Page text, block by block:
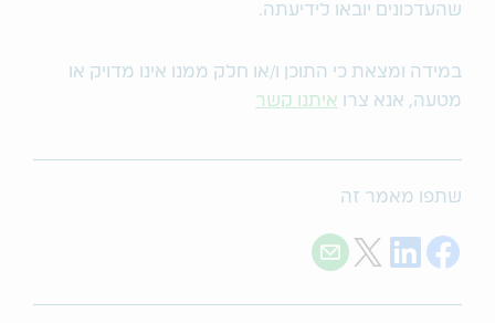
שהעדכונים יובאו לידיעתה.
במידה ומצאת כי התוכן ו/או חלק ממנו אינו מדויק או
מטעה, אנא צרו איתנו קשר
שתפו מאמר זה
Share on Facebook
Share on LinkedIn
Share on Twitter
Share with E-mail